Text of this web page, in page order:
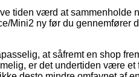
tiden værd at sammenholde
Mini2 ny før du gennemfører
at såfremt en shop
er det undertiden være